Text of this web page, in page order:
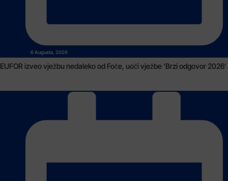
6 Augusta, 2026
EUFOR izveo vježbu nedaleko od Foče, uoči vježbe ‘Brzi odgovor 2026’